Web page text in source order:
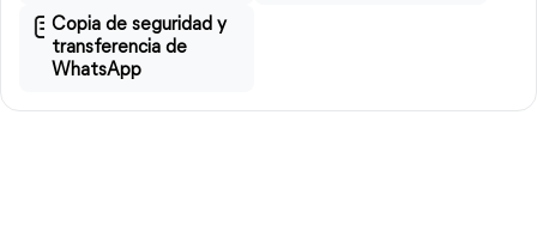
Copia de seguridad y
transferencia de
WhatsApp